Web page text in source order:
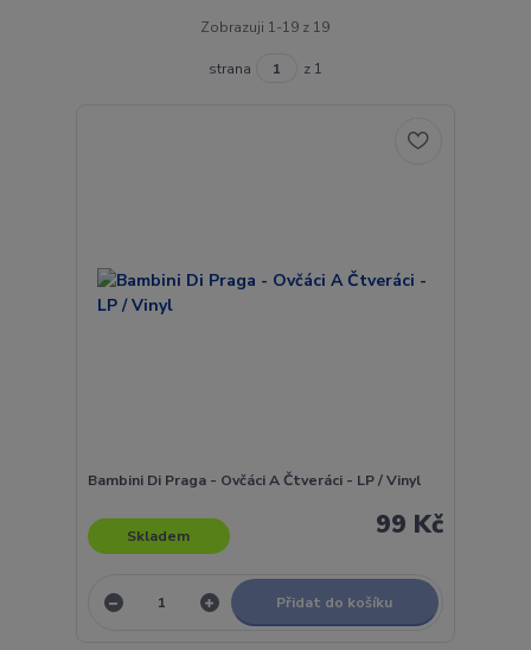
Zobrazuji 1-19 z 19
strana z 1
Bambini Di Praga - Ovčáci A Čtveráci - LP / Vinyl
99 Kč
Skladem
Přidat do košíku